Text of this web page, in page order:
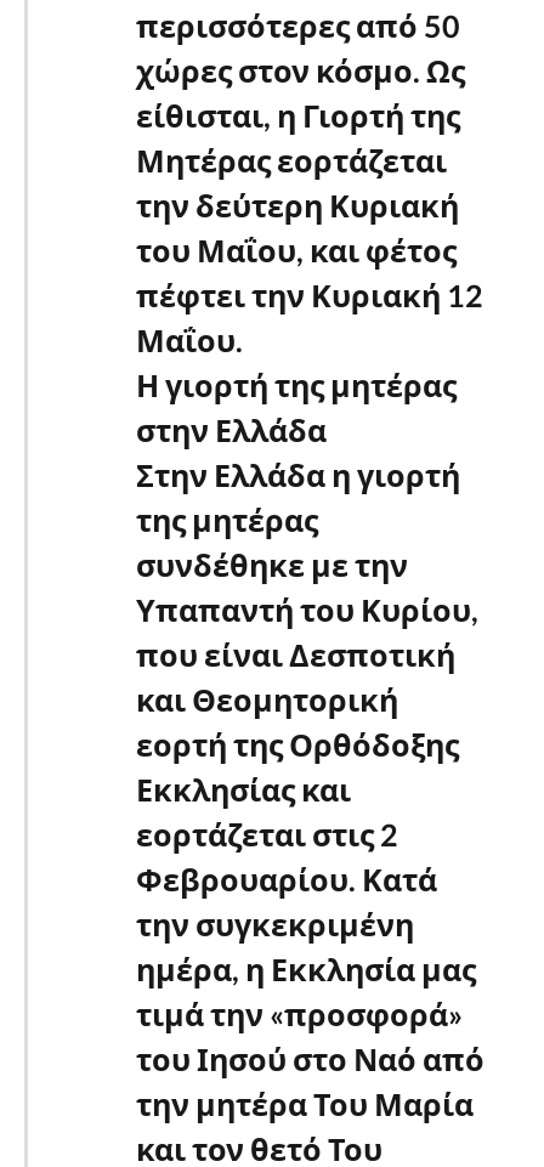
περισσότερες από 50
χώρες στον κόσμο. Ως
είθισται, η Γιορτή της
Μητέρας εορτάζεται
την δεύτερη Κυριακή
του Μαΐου, και φέτος
πέφτει την Κυριακή 12
Μαΐου.
Η γιορτή της μητέρας
στην Ελλάδα
Στην Ελλάδα η γιορτή
της μητέρας
συνδέθηκε με την
Υπαπαντή του Κυρίου,
που είναι Δεσποτική
και Θεομητορική
εορτή της Ορθόδοξης
Εκκλησίας και
εορτάζεται στις 2
Φεβρουαρίου. Κατά
την συγκεκριμένη
ημέρα, η Εκκλησία μας
τιμά την «προσφορά»
του Ιησού στο Ναό από
την μητέρα Του Μαρία
και τον θετό Του